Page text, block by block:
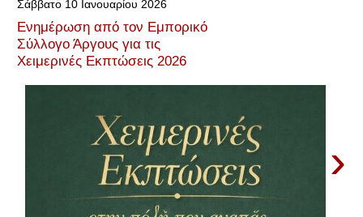
Σάββατο 10 Ιανουαρίου 2026
Ενημέρωση από τον Εμπορικό
Σύλλογο Άργους για τις
Χειμερινές Εκπτώσεις 2026
›